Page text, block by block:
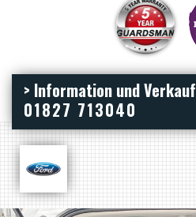
> Information und Verkauf
01827 713040